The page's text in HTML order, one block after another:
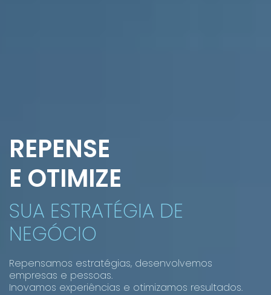
REPENSE
E OTIMIZE
SUA ESTRATÉGIA DE
NEGÓCIO
Repensamos estratégias, desenvolvemos
empresas e pessoas.
Inovamos experiências e otimizamos resultados.